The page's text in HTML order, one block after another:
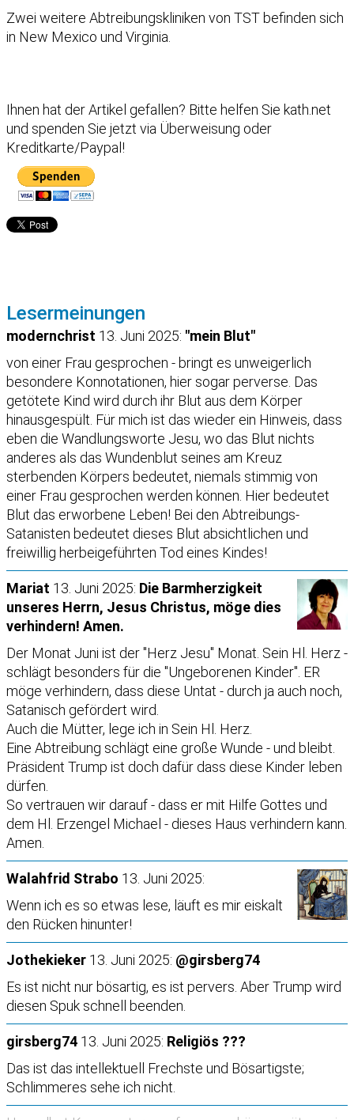
Zwei weitere Abtreibungskliniken von TST befinden sich
in New Mexico und Virginia.
Ihnen hat der Artikel gefallen? Bitte helfen Sie kath.net
und spenden Sie jetzt via Überweisung oder
Kreditkarte/Paypal!
Lesermeinungen
modernchrist 13. Juni 2025: "mein Blut"
von einer Frau gesprochen - bringt es unweigerlich
besondere Konnotationen, hier sogar perverse. Das
getötete Kind wird durch ihr Blut aus dem Körper
hinausgespült. Für mich ist das wieder ein Hinweis, dass
eben die Wandlungsworte Jesu, wo das Blut nichts
anderes als das Wundenblut seines am Kreuz
sterbenden Körpers bedeutet, niemals stimmig von
einer Frau gesprochen werden können. Hier bedeutet
Blut das erworbene Leben! Bei den Abtreibungs-
Satanisten bedeutet dieses Blut absichtlichen und
freiwillig herbeigeführten Tod eines Kindes!
Mariat 13. Juni 2025: Die Barmherzigkeit
unseres Herrn, Jesus Christus, möge dies
verhindern! Amen.
Der Monat Juni ist der "Herz Jesu" Monat. Sein Hl. Herz -
schlägt besonders für die "Ungeborenen Kinder". ER
möge verhindern, dass diese Untat - durch ja auch noch,
Satanisch gefördert wird.
Auch die Mütter, lege ich in Sein Hl. Herz.
Eine Abtreibung schlägt eine große Wunde - und bleibt.
Präsident Trump ist doch dafür dass diese Kinder leben
dürfen.
So vertrauen wir darauf - dass er mit Hilfe Gottes und
dem Hl. Erzengel Michael - dieses Haus verhindern kann.
Amen.
Walahfrid Strabo 13. Juni 2025:
Wenn ich es so etwas lese, läuft es mir eiskalt
den Rücken hinunter!
Jothekieker 13. Juni 2025: @girsberg74
Es ist nicht nur bösartig, es ist pervers. Aber Trump wird
diesen Spuk schnell beenden.
girsberg74 13. Juni 2025: Religiös ???
Das ist das intellektuell Frechste und Bösartigste;
Schlimmeres sehe ich nicht.